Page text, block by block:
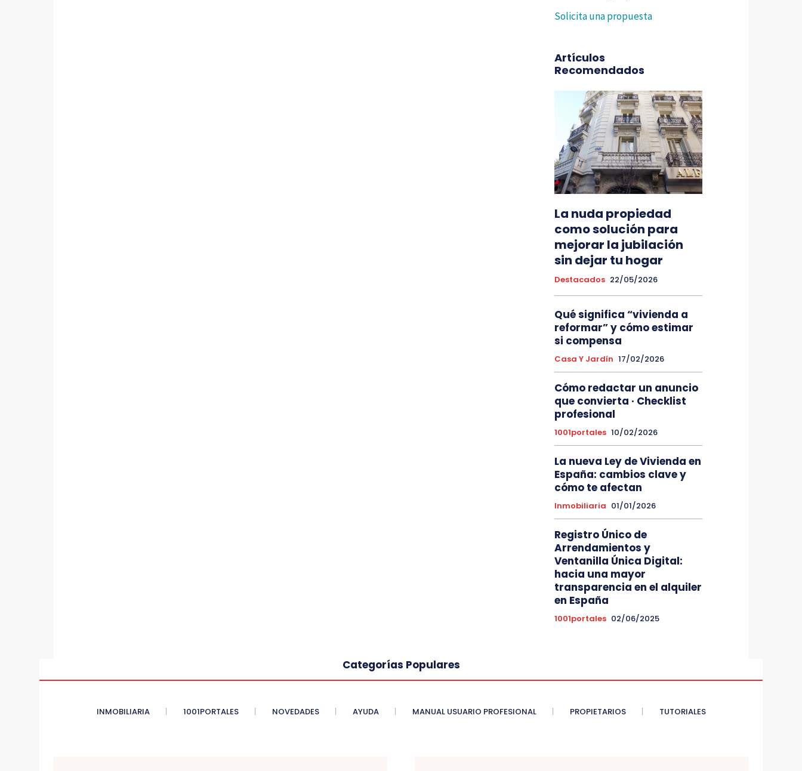
Solicita una propuesta
Artículos
Recomendados
La nuda propiedad
como solución para
mejorar la jubilación
sin dejar tu hogar
Destacados 22/05/2026
Qué significa “vivienda a
reformar” y cómo estimar
si compensa
Casa Y Jardín 17/02/2026
Cómo redactar un anuncio
que convierta · Checklist
profesional
1001portales 10/02/2026
La nueva Ley de Vivienda en
España: cambios clave y
cómo te afectan
Inmobiliaria 01/01/2026
Registro Único de
Arrendamientos y
Ventanilla Única Digital:
hacia una mayor
transparencia en el alquiler
en España
1001portales 02/06/2025
Categorías Populares
INMOBILIARIA 1001PORTALES NOVEDADES AYUDA MANUAL USUARIO PROFESIONAL PROPIETARIOS TUTORIALES